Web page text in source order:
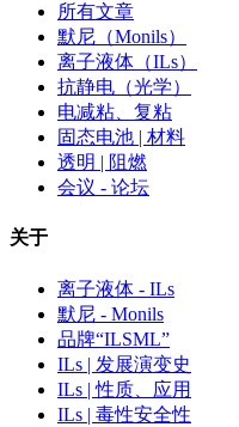
所有文章
默尼（Monils）
离子液体（ILs）
抗静电（光学）
电减粘、复粘
固态电池 | 材料
透明 | 阻燃
会议 - 论坛
关于
离子液体 - ILs
默尼 - Monils
品牌“ILSML”
ILs | 发展演变史
ILs | 性质、应用
ILs | 毒性安全性